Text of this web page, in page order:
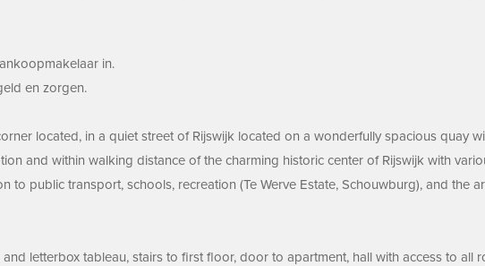
in.
en zorgen.
located, in a quiet street of Rijswijk located on a wonderfully spacious quay
and within walking distance of the charming historic center of Rijswijk with
to public transport, schools, recreation (Te Werve Estate, Schouwburg), and the
letterbox tableau, stairs to first floor, door to apartment, hall with access to all